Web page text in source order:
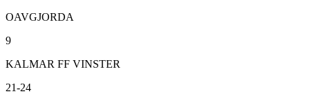
OAVGJORDA
9
KALMAR FF VINSTER
21-24